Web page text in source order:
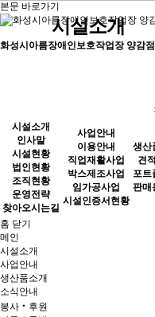
본문 바로가기
화성시아름장애인보호작업장 양감점
시설소개
조직현황
운영전략
찾아오시는길
소식안내
시설소개
인사말
시설현황
법인현황
조직현황
운영전략
찾아오시는길
사업안내
이용안내
직업재활사업
박스제조사업
임가공사업
시설인증서현황
생산
견
포트
판매
홈 닫기
메인
시설소개
사업안내
생산품소개
소식안내
봉사‧후원